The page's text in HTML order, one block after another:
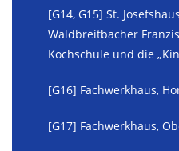
[G14, G15] St.
Waldbreitbacher
Kochschule und die
[G16] Fachwerkhaus,
[G17] Fachwerkhaus,